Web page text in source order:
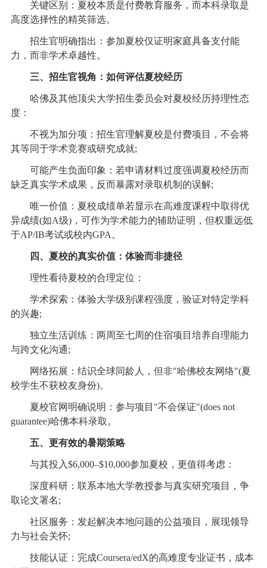
关键区别：夏校本质是付费教育服务，而本科录取是
高度选择性的精英筛选。
招生官明确指出：参加夏校仅证明家庭具备支付能
力，而非学术卓越性。
三、招生官视角：如何评估夏校经历
哈佛及其他顶尖大学招生委员会对夏校经历持理性态
度：
不视为加分项：招生官理解夏校是付费项目，不会将
其等同于学术竞赛或研究成就;
可能产生负面印象：若申请材料过度强调夏校经历而
缺乏真实学术成果，反而暴露对录取机制的误解;
唯一价值：夏校成绩单若显示在高难度课程中取得优
异成绩(如A级)，可作为学术能力的辅助证明，但权重远低
于AP/IB考试或校内GPA。
四、夏校的真实价值：体验而非捷径
理性看待夏校的合理定位：
学术探索：体验大学级别课程强度，验证对特定学科
的兴趣;
独立生活训练：两周至七周的住宿项目培养自理能力
与跨文化沟通;
网络拓展：结识全球同龄人，但非"哈佛校友网络"(夏
校学生不获校友身份)。
夏校官网明确说明：参与项目"不会保证"(does not
guarantee)哈佛本科录取。
五、更有效的暑期策略
与其投入$6,000–$10,000参加夏校，更值得考虑：
深度科研：联系本地大学教授参与真实研究项目，争
取论文署名;
社区服务：发起解决本地问题的公益项目，展现领导
力与社会关怀;
技能认证：完成Coursera/edX的高难度专业证书，成本